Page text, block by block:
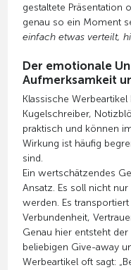
gestaltete Präsentation
genau so ein Moment
einfach etwas verteilt,
Der emotionale
Aufmerksamkeit
Klassische
Kugelschreiber,
praktisch und können
Wirkung ist häufig
sind.
Ein wertschätzendes
Ansatz. Es soll nicht
werden. Es
Verbundenheit,
Genau hier entsteht
beliebigen Give-away
Werbeartikel oft sagt: